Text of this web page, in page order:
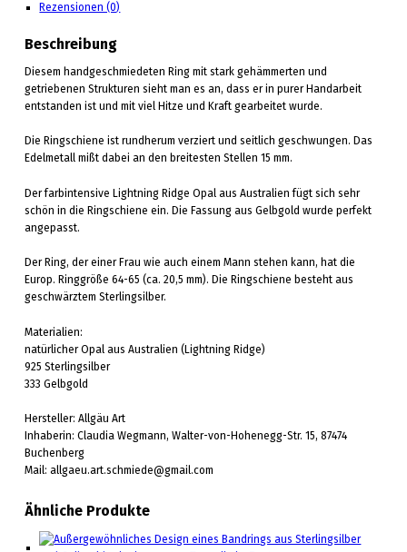
Rezensionen (0)
Beschreibung
Diesem handgeschmiedeten Ring mit stark gehämmerten und
getriebenen Strukturen sieht man es an, dass er in purer Handarbeit
entstanden ist und mit viel Hitze und Kraft gearbeitet wurde.
Die Ringschiene ist rundherum verziert und seitlich geschwungen. Das
Edelmetall mißt dabei an den breitesten Stellen 15 mm.
Der farbintensive Lightning Ridge Opal aus Australien fügt sich sehr
schön in die Ringschiene ein. Die Fassung aus Gelbgold wurde perfekt
angepasst.
Der Ring, der einer Frau wie auch einem Mann stehen kann, hat die
Europ. Ringgröße 64-65 (ca. 20,5 mm). Die Ringschiene besteht aus
geschwärztem Sterlingsilber.
Materialien:
natürlicher Opal aus Australien (Lightning Ridge)
925 Sterlingsilber
333 Gelbgold
Hersteller: Allgäu Art
Inhaberin: Claudia Wegmann, Walter-von-Hohenegg-Str. 15, 87474
Buchenberg
Mail: allgaeu.art.schmiede@gmail.com
Ähnliche Produkte